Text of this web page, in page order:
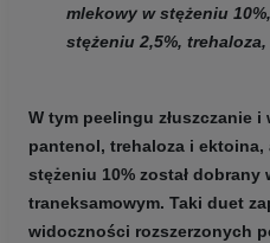
mlekowy w stężeniu 10%,
stężeniu 2,5%,
W tym peelingu złuszczanie i
pantenol, trehaloza i ektoina,
stężeniu 10%został dobrany
traneksamowym. Taki duet
widoczności rozszerzonych